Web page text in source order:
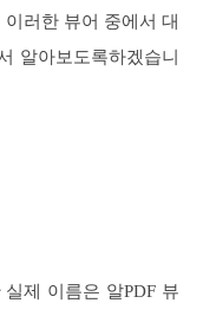
러한 뷰어 중에서 대
알아보도록하겠습니
제 이름은 알PDF 뷰